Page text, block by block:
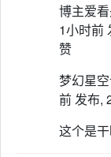
博主爱
1小时前
赞
梦幻星
前 发布,
这个是干